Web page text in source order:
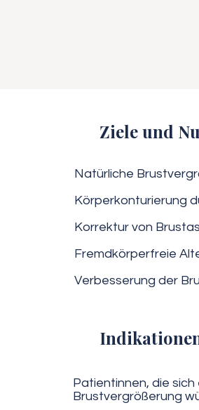
Ziele und
Natürliche
Körperkonturierung
Korrektur von
Fremdkörperfreie
Verbesserung der
Patientinnen, die
Brustvergrößerung